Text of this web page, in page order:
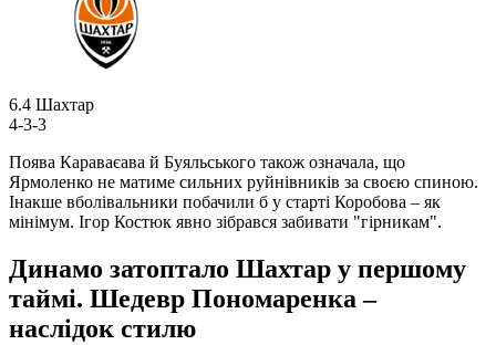
6.4 Шахтар
4-3-3
Поява Караваєава й Буяльського також означала, що
Ярмоленко не матиме сильних руйнівників за своєю спиною.
Інакше вболівальники побачили б у старті Коробова – як
мінімум. Ігор Костюк явно зібрався забивати "гірникам".
Динамо затоптало Шахтар у першому
таймі. Шедевр Пономаренка –
наслідок стилю